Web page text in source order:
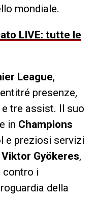
mondiale.
LIVE: tutte le
League,
presenze,
tre assist. Il suo
in Champions
e preziosi servizi
Viktor Gyökeres,
contro i
della